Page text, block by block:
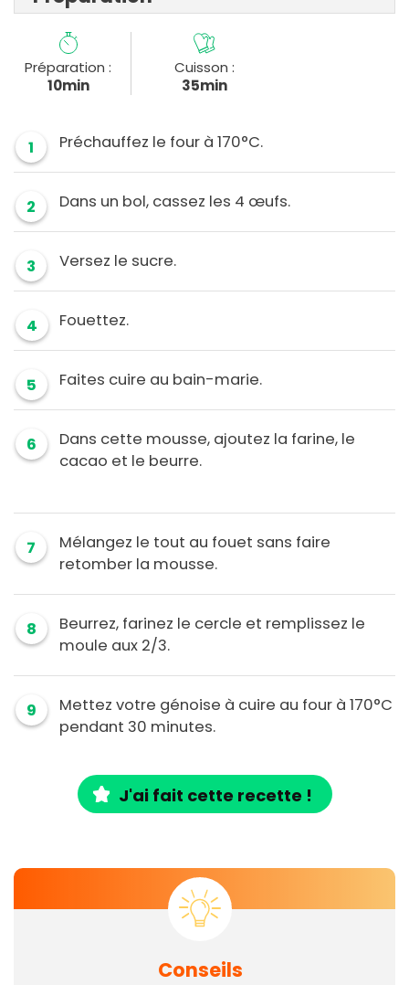
Préparation :
10min
Cuisson :
35min
1 Préchauffez le four à 170°C.
2 Dans un bol, cassez les 4 œufs.
3 Versez le sucre.
4 Fouettez.
5 Faites cuire au bain-marie.
6
Dans cette mousse, ajoutez la farine, le
cacao et le beurre.
7
Mélangez le tout au fouet sans faire
retomber la mousse.
8
Beurrez, farinez le cercle et remplissez le
moule aux 2/3.
9
Mettez votre génoise à cuire au four à 170°C
pendant 30 minutes.
J'ai fait cette recette !
Conseils